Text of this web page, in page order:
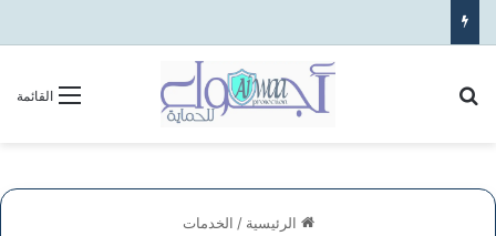
القائمة
الرئيسية / الخدمات